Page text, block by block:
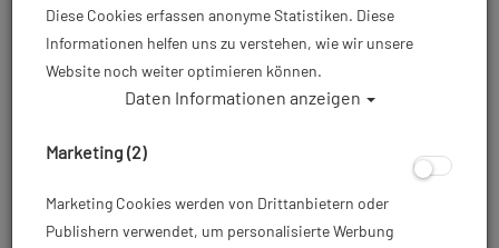
Diese Cookies erfassen anonyme Statistiken. Diese
Informationen helfen uns zu verstehen, wie wir unsere
Website noch weiter optimieren können.
Daten Informationen anzeigen
Marketing (2)
Marketing Cookies werden von Drittanbietern oder
Publishern verwendet, um personalisierte Werbung